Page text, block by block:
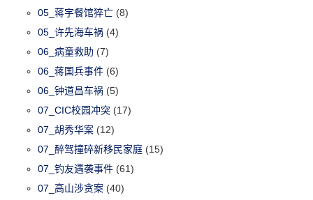
05_蒋宇餐馆猝亡 (8)
05_许先海车祸 (4)
06_病童救助 (7)
06_蒋国兵事件 (6)
06_钟道昌车祸 (5)
07_CIC校园冲突 (17)
07_胡秀华案 (12)
07_醉驾撞碎新移民家庭 (15)
07_钓友遇袭事件 (61)
07_高山涉贪案 (40)